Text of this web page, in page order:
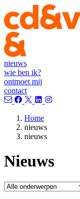
nieuws
wie ben ik?
ontmoet mij
contact
Home
nieuws
nieuws
Nieuws